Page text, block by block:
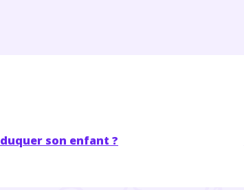
son enfant ?